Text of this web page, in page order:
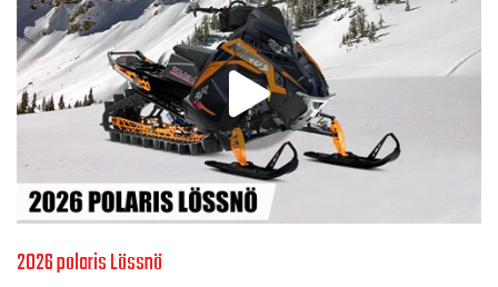
2026 polaris Lössnö